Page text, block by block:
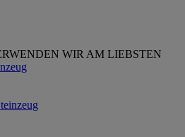
WIR AM LIEBSTEN